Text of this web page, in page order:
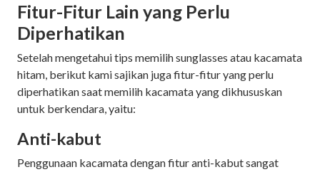
Fitur-Fitur Lain yang Perlu
Diperhatikan
Setelah mengetahui tips memilih sunglasses atau kacamata
hitam, berikut kami sajikan juga fitur-fitur yang perlu
diperhatikan saat memilih kacamata yang dikhususkan
untuk berkendara, yaitu:
Anti-kabut
Penggunaan kacamata dengan fitur anti-kabut sangat